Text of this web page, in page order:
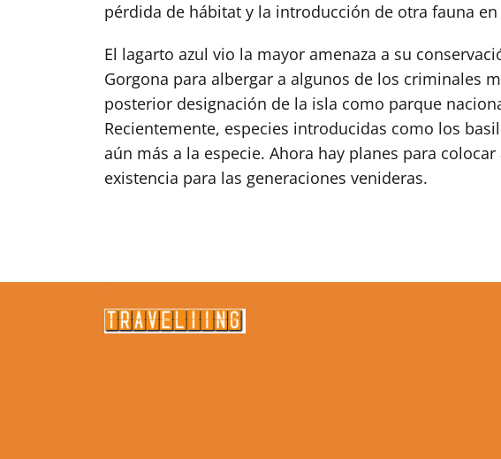
pérdida de hábitat y la introducción de otra fauna en
El lagarto azul vio la mayor amenaza a su
Gorgona para albergar a algunos de los criminales
posterior designación de la isla como parque
Recientemente, especies introducidas como los
aún más a la especie. Ahora hay planes para
existencia para las generaciones venideras.